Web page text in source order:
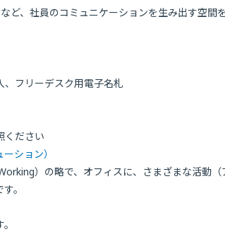
、社員のコミュニケーションを生み出す空間
フリーデスク用電子名札
ください
ション）
）の略で、オフィスに、さまざまな活動
。